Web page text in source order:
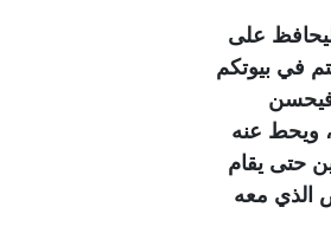
على
في بيوتكم
فيحسن
ويحط عنه
حتى يقام
الذي معه